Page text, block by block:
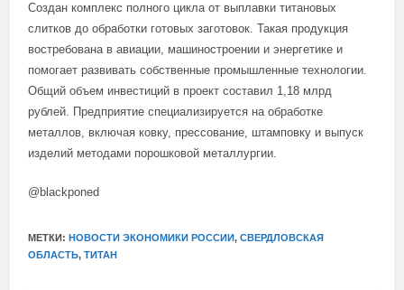
Создан комплекс полного цикла от выплавки титановых
слитков до обработки готовых заготовок. Такая продукция
востребована в авиации, машиностроении и энергетике и
помогает развивать собственные промышленные технологии.
Общий объем инвестиций в проект составил 1,18 млрд
рублей. Предприятие специализируется на обработке
металлов, включая ковку, прессование, штамповку и выпуск
изделий методами порошковой металлургии.
@blackponed
МЕТКИ:НОВОСТИ ЭКОНОМИКИ РОССИИ, СВЕРДЛОВСКАЯ
ОБЛАСТЬ, ТИТАН